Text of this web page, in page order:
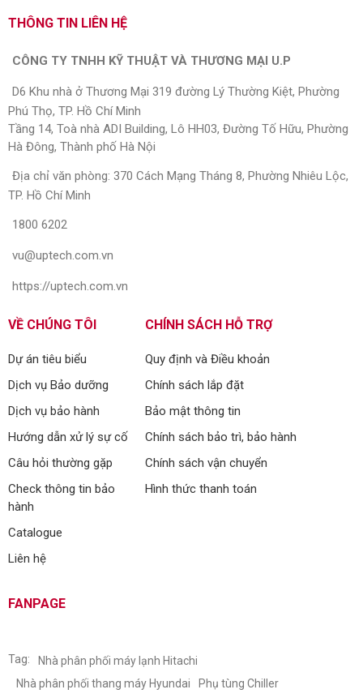
THÔNG TIN LIÊN HỆ
CÔNG TY TNHH KỸ THUẬT VÀ THƯƠNG MẠI U.P
D6 Khu nhà ở Thương Mại 319 đường Lý Thường Kiệt, Phường
Phú Thọ, TP. Hồ Chí Minh
Tầng 14, Toà nhà ADI Building, Lô HH03, Đường Tố Hữu, Phường
Hà Đông, Thành phố Hà Nội
Địa chỉ văn phòng: 370 Cách Mạng Tháng 8, Phường Nhiêu Lộc,
TP. Hồ Chí Minh
1800 6202
vu@uptech.com.vn
https://uptech.com.vn
VỀ CHÚNG TÔI
Dự án tiêu biểu
Dịch vụ Bảo dưỡng
Dịch vụ bảo hành
Hướng dẫn xử lý sự cố
Câu hỏi thường gặp
Check thông tin bảo
hành
Catalogue
Liên hệ
CHÍNH SÁCH HỖ TRỢ
Quy định và Điều khoản
Chính sách lắp đặt
Bảo mật thông tin
Chính sách bảo trì, bảo hành
Chính sách vận chuyển
Hình thức thanh toán
FANPAGE
Tag:
Nhà phân phối máy lạnh Hitachi
Nhà phân phối thang máy Hyundai
Phụ tùng Chiller